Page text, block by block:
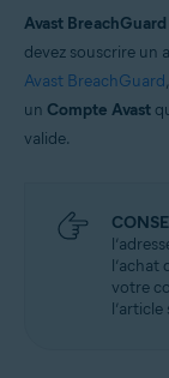
Produits:
Avast
Systèmes
Microsoft
Microsoft
Premium/
(32/64 bits)
Avast BreachGuard
devez souscrire un
Avast BreachGuard
un Compte Avast
valide.
l’achat
votre
l’article